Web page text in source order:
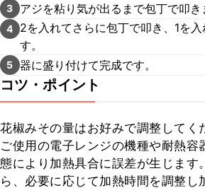
3 アジを粘り気が出るまで包丁で叩き
4
2を入れてさらに包丁で叩き、1を
す。
5 器に盛り付けて完成です。
コツ・ポイント
花椒みその量はお好みで調整してく
ご使用の電子レンジの機種や耐熱容
態により加熱具合に誤差が生じます
ら、必要に応じて加熱時間を調整し